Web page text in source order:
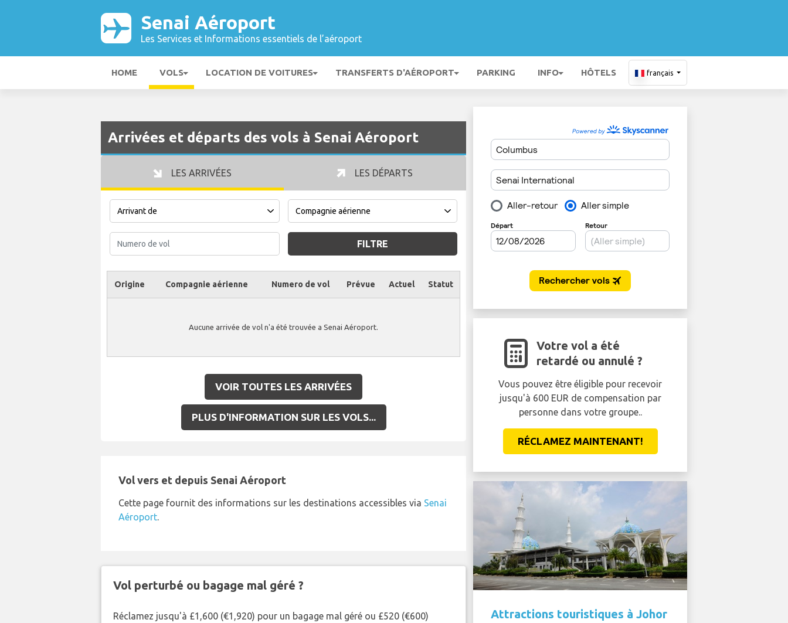
Senai Aéroport
Les Services et Informations essentiels de l’aéroport
HOME VOLS LOCATION DE VOITURES TRANSFERTS D'AÉROPORT PARKING INFO HÔTELS français
Arrivées et départs des vols à Senai Aéroport
LES ARRIVÉES LES DÉPARTS
FILTRE
Origine Compagnie aérienne Numero de vol Prévue Actuel Statut
Aucune arrivée de vol n'a été trouvée a Senai Aéroport.
VOIR TOUTES LES ARRIVÉES
PLUS D'INFORMATION SUR LES VOLS...
Vol vers et depuis Senai Aéroport
Cette page fournit des informations sur les destinations accessibles via Senai
Aéroport.
Vol perturbé ou bagage mal géré ?
Réclamez jusqu'à £1,600 (€1,920) pour un bagage mal géré ou £520 (€600)
Votre vol a été
retardé ou annulé ?
Vous pouvez être éligible pour recevoir
jusqu'à 600 EUR de compensation par
personne dans votre groupe..
RÉCLAMEZ MAINTENANT!
Attractions touristiques à Johor